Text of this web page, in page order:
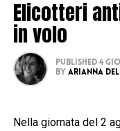
Elicotteri
in volo
Published 4
By Arianna
Nella giornata del 2